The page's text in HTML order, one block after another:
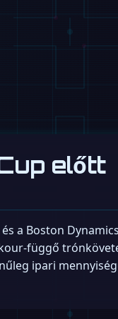
előtt
a Boston
függő
ipari